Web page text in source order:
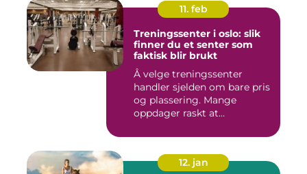
11. feb
Treningssenter i oslo: slik
finner du et senter som
faktisk blir brukt
Å velge treningssenter
handler sjelden om bare pris
og plassering. Mange
oppdager raskt at
12. jan